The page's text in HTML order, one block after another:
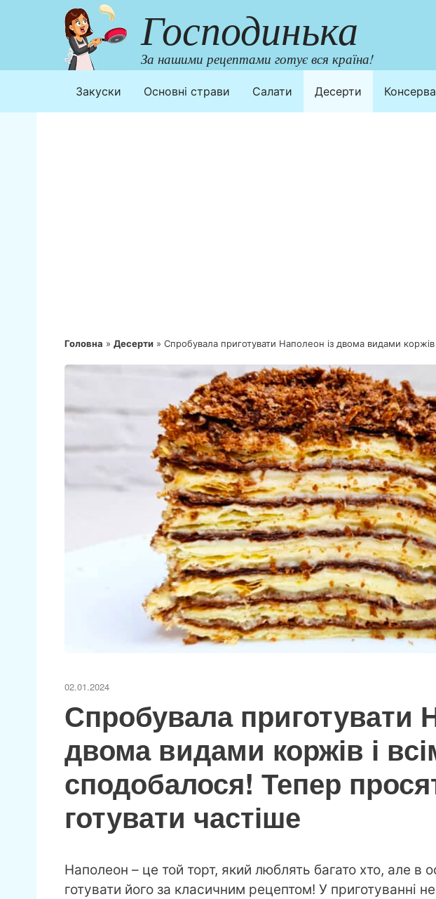
Господинька
За нашими рецептами готує вся країна!
Закуски Основні страви Салати Десерти
Головна » Десерти » Спробувала приготувати Наполеон із двома видами
02.01.2024
Спробувала приготувати
двома видами коржів і
сподобалося! Тепер
готувати частіше
Наполеон – це той торт, який люблять багато хто, але в
готувати його за класичним рецептом! У приготуванні